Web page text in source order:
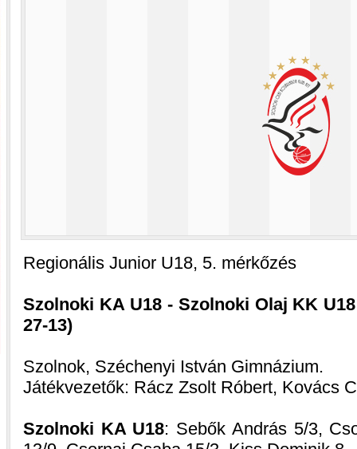
Regionális Junior U18, 5. mérkőzés
Szolnoki KA U18 - Szolnoki Olaj KK U18
27-13)
Szolnok, Széchenyi István Gimnázium.
Játékvezetők: Rácz Zsolt Róbert, Kovács
Szolnoki KA U18: Sebők András 5/3,